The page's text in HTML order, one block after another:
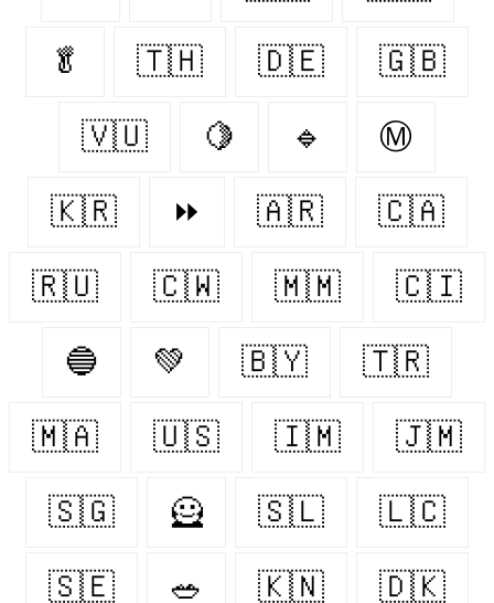
🥬 🇹🇭 🇩🇪 🇬🇧
🇻🇺 🍋‍ 🔹 Ⓜ
🇰🇷 ⏩ 🇦🇷 🇨🇦
🇷🇺 🇨🇼 🇲🇲 🇨🇮
🔵 💚 🇧🇾 🇹🇷
🇲🇦 🇺🇸 🇮🇲 🇯🇲
🇸🇬 🦸 🇸🇱 🇱🇨
🇸🇪 🥗 🇰🇳 🇩🇰